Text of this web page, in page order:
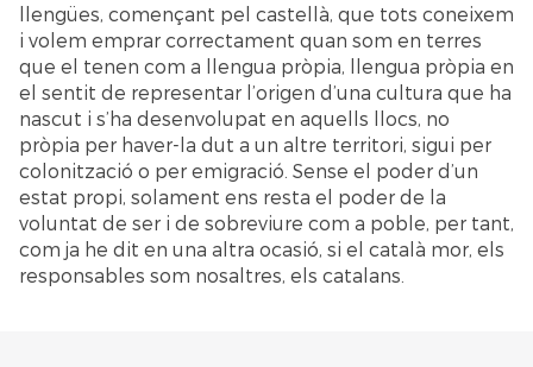
llengües, començant pel castellà, que tots coneixem
i volem emprar correctament quan som en terres
que el tenen com a llengua pròpia, llengua pròpia en
el sentit de representar l’origen d’una cultura que ha
nascut i s’ha desenvolupat en aquells llocs, no
pròpia per haver-la dut a un altre territori, sigui per
colonització o per emigració. Sense el poder d’un
estat propi, solament ens resta el poder de la
voluntat de ser i de sobreviure com a poble, per tant,
com ja he dit en una altra ocasió, si el català mor, els
responsables som nosaltres, els catalans.